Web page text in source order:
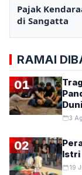
Pajak
di Sangatta
RAMAI
01
3
02
Istri
19